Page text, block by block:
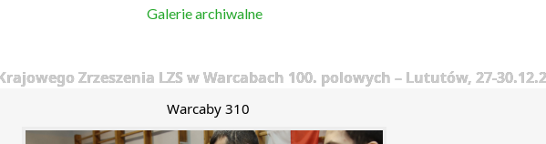
Galerie archiwalne
Zrzeszenia LZS w Warcabach 100. polowych – Lututów, 27-
Warcaby 310